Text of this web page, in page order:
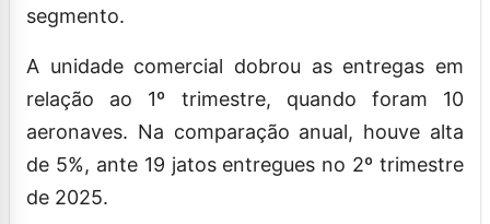
segmento.
A unidade comercial dobrou as entregas em
relação ao 1º trimestre, quando foram 10
aeronaves. Na comparação anual, houve alta
de 5%, ante 19 jatos entregues no 2º trimestre
de 2025.